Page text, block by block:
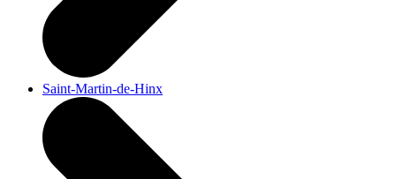
Saint-Martin-de-Hinx